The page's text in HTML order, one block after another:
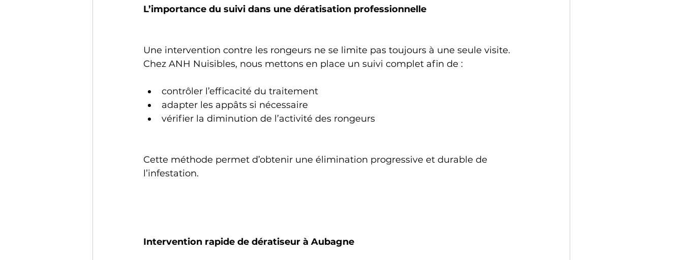
L’importance du suivi dans une dératisation professionnelle
Une intervention contre les rongeurs ne se limite pas toujours à une seule visite.
Chez ANH Nuisibles, nous mettons en place un suivi complet afin de :
contrôler l’efficacité du traitement
adapter les appâts si nécessaire
vérifier la diminution de l’activité des rongeurs
Cette méthode permet d’obtenir une élimination progressive et durable de
l’infestation.
Intervention rapide de dératiseur à Aubagne